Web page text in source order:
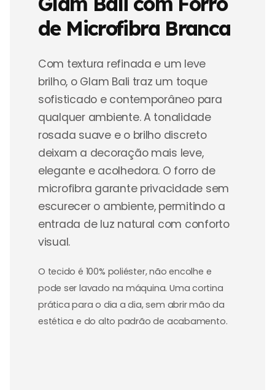
de Microfibra Branca
Com textura refinada e um leve
brilho, o Glam Bali traz um toque
sofisticado e contemporâneo para
qualquer ambiente. A tonalidade
rosada suave e o brilho discreto
deixam a decoração mais leve,
elegante e acolhedora. O forro de
microfibra garante privacidade sem
escurecer o ambiente, permitindo a
entrada de luz natural com conforto
visual.
O tecido é 100% poliéster, não encolhe e
pode ser lavado na máquina. Uma cortina
prática para o dia a dia, sem abrir mão da
estética e do alto padrão de acabamento.